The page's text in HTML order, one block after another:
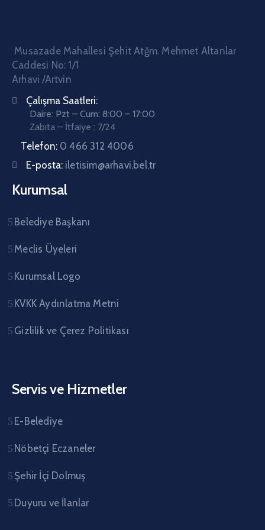
Musazade Mahallesi Şehit Atğm. Mehmet Altanlar
Caddesi No: 1/1
Arhavi /Artvin
Çalışma Saatleri:
Daire: Pzt – Cum: 8:00 – 17:00
Zabıta – İtfaiye : 7/24
Telefon: 0 466 312 4006
E-posta: iletisim@arhavi.bel.tr
Kurumsal
Belediye Başkanı
Meclis Üyeleri
Kurumsal Logo
KVKK Aydınlatma Metni
Gizlilik ve Çerez Politikası
Servis ve Hizmetler
E-Belediye
Nöbetçi Eczaneler
Şehir İçi Dolmuş
Duyuru ve İlanlar